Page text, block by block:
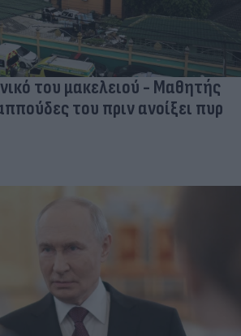
του μακελειού - Μαθητής
του πριν ανοίξει πυρ